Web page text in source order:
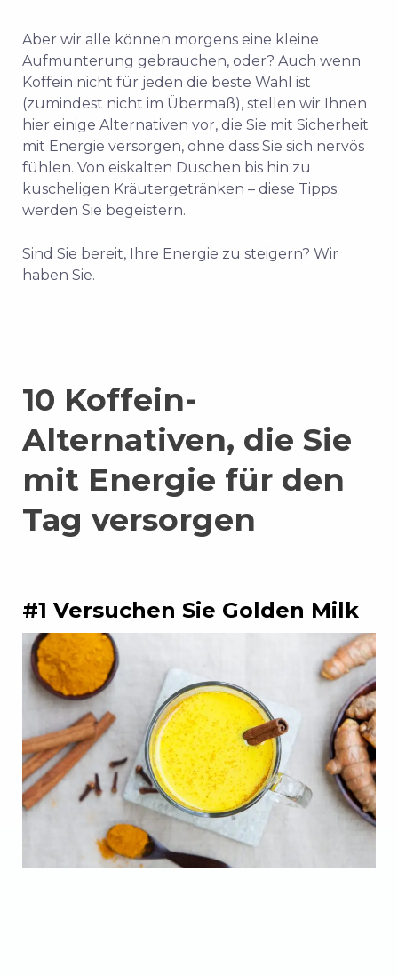
Aber wir alle können morgens eine kleine
Aufmunterung gebrauchen, oder? Auch wenn
Koffein nicht für jeden die beste Wahl ist
(zumindest nicht im Übermaß), stellen wir Ihnen
hier einige Alternativen vor, die Sie mit Sicherheit
mit Energie versorgen, ohne dass Sie sich nervös
fühlen. Von eiskalten Duschen bis hin zu
kuscheligen Kräutergetränken – diese Tipps
werden Sie begeistern.
Sind Sie bereit, Ihre Energie zu steigern? Wir
haben Sie.
10 Koffein-
Alternativen, die Sie
mit Energie für den
Tag versorgen
#1 Versuchen Sie Golden Milk